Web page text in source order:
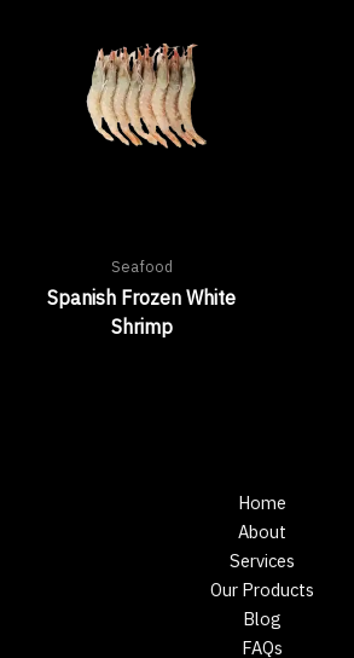
Seafood
Spanish Frozen White
Shrimp
Home
About
Services
Our Products
Blog
FAQs